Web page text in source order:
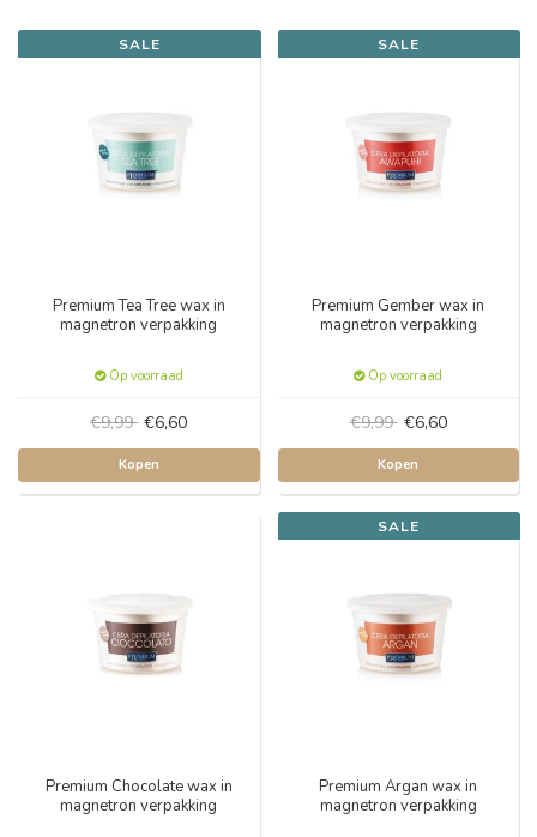
SALE
Premium Tea Tree wax in
magnetron verpakking
Op voorraad
€9,99 €6,60
Kopen
SALE
Premium Gember wax in
magnetron verpakking
Op voorraad
€9,99 €6,60
Kopen
Premium Chocolate wax in
magnetron verpakking
SALE
Premium Argan wax in
magnetron verpakking